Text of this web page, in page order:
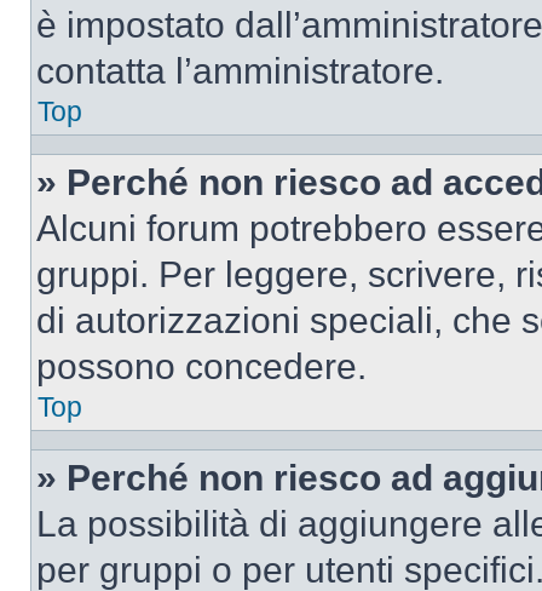
è impostato
contatta l’amministratore.
Top
» Perché non riesco ad
Alcuni forum potrebbero
gruppi. Per leggere, scrivere,
di autorizzazioni speciali, che
possono concedere.
Top
» Perché non riesco ad
La possibilità di aggiungere
per gruppi o per utenti